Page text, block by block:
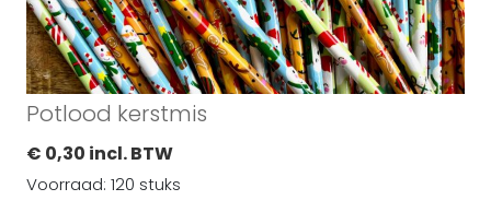
Potlood kerstmis
€ 0,30 incl. BTW
Voorraad: 120 stuks